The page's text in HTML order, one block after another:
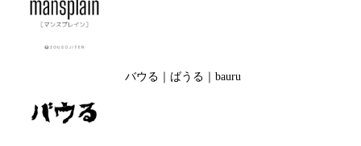
バウる｜ばうる｜bauru